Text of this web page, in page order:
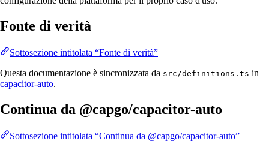
Fonte di verità
Sottosezione intitolata “Fonte di verità”
Questa documentazione è sincronizzata da src/definitions.ts in
capacitor-auto.
Continua da @capgo/capacitor-auto
Sottosezione intitolata “Continua da @capgo/capacitor-auto”